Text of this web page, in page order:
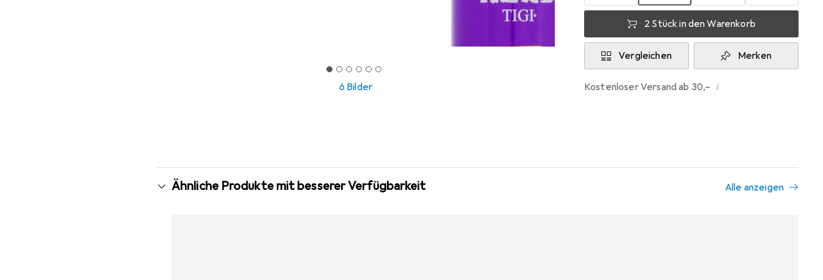
6 Bilder
2 Stück in den Warenkorb
Vergleichen Merken
Kostenloser Versand ab 30,– i
Ähnliche Produkte mit besserer Verfügbarkeit Alle anzeigen